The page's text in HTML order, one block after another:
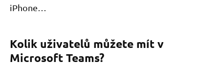
iPhone…
Kolik uživatelů můžete mít v
Microsoft Teams?